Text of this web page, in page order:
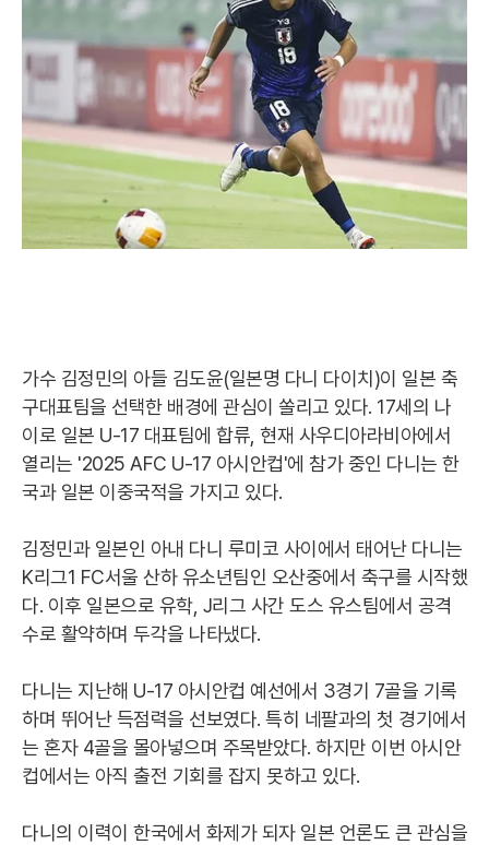
가수 김정민의 아들 김도윤(일본명 다니 다이치)이 일본 축
구대표팀을 선택한 배경에 관심이 쏠리고 있다. 17세의 나
이로 일본 U-17 대표팀에 합류, 현재 사우디아라비아에서
열리는 '2025 AFC U-17 아시안컵'에 참가 중인 다니는 한
국과 일본 이중국적을 가지고 있다.
김정민과 일본인 아내 다니 루미코 사이에서 태어난 다니는
K리그1 FC서울 산하 유소년팀인 오산중에서 축구를 시작했
다. 이후 일본으로 유학, J리그 사간 도스 유스팀에서 공격
수로 활약하며 두각을 나타냈다.
다니는 지난해 U-17 아시안컵 예선에서 3경기 7골을 기록
하며 뛰어난 득점력을 선보였다. 특히 네팔과의 첫 경기에서
는 혼자 4골을 몰아넣으며 주목받았다. 하지만 이번 아시안
컵에서는 아직 출전 기회를 잡지 못하고 있다.
다니의 이력이 한국에서 화제가 되자 일본 언론도 큰 관심을